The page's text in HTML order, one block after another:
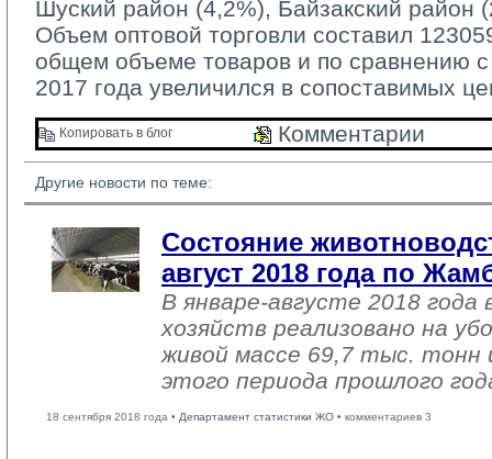
Шуский район (4,2%), Байзакский район
Объем оптовой торговли составил
общем объеме товаров и по сравнению
2017 года увеличился в сопоставимых
Копировать в блог Комментарии
Другие новости по теме:
Состояние
август 2018 года по
В январе-августе 2018 года
хозяйств реализовано на
живой массе 69,7 тыс. тонн
этого периода прошлого
18 сентября 2018 года • Департамент статистики ЖО • комментариев 3